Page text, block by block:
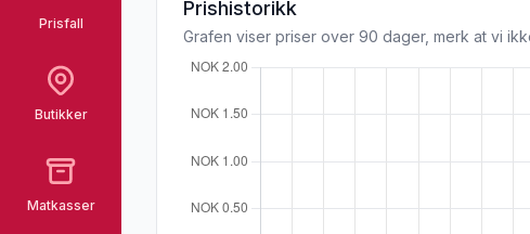
Prisfall
Butikker
Matkasser
Prishistorikk
Grafen viser priser over 90 dager, merk at vi